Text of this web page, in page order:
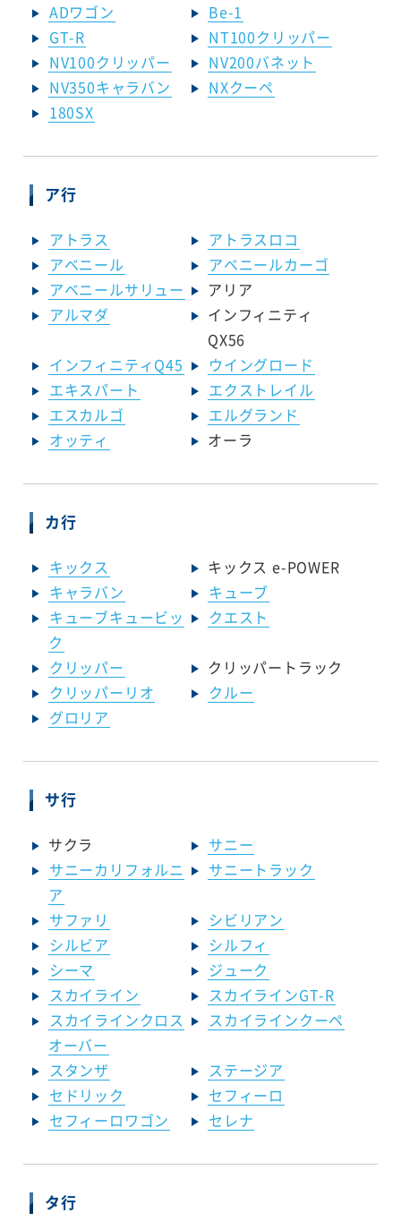
ADワゴン
Be-1
GT-R
NT100クリッパー
NV100クリッパー
NV200バネット
NV350キャラバン
NXクーペ
180SX
ア行
アトラス
アトラスロコ
アベニール
アベニールカーゴ
アベニールサリュー
アリア
アルマダ
インフィニティ
QX56
インフィニティQ45
ウイングロード
エキスパート
エクストレイル
エスカルゴ
エルグランド
オッティ
オーラ
カ行
キックス
キックス e-POWER
キャラバン
キューブ
キューブキュービッ
ク
クエスト
クリッパー
クリッパートラック
クリッパーリオ
クルー
グロリア
サ行
サクラ
サニー
サニーカリフォルニ
ア
サニートラック
サファリ
シビリアン
シルビア
シルフィ
シーマ
ジューク
スカイライン
スカイラインGT-R
スカイラインクロス
オーバー
スカイラインクーペ
スタンザ
ステージア
セドリック
セフィーロ
セフィーロワゴン
セレナ
タ行